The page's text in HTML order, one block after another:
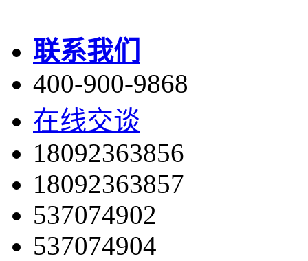
联系我们
400-900-9868
在线交谈
18092363856
18092363857
537074902
537074904